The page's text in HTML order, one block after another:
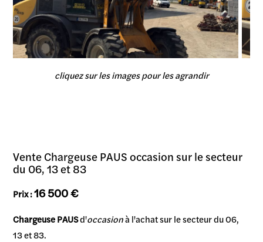
cliquez sur les images pour les agrandir
Vente Chargeuse PAUS occasion sur le secteur
du 06, 13 et 83
Prix :16 500 €
Chargeuse PAUSd'occasionà l'achat sur le secteur du 06,
13 et 83.